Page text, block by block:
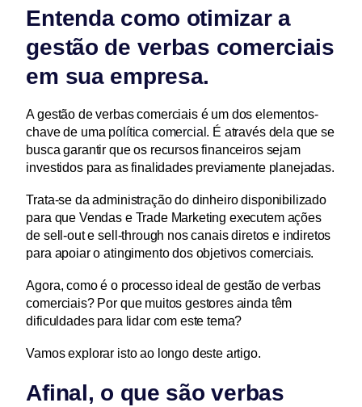
Entenda como otimizar a
gestão de verbas comerciais
em sua empresa.
A gestão de verbas comerciais é um dos elementos-
chave de uma política comercial . É através dela que se
busca garantir que os recursos financeiros sejam
investidos para as finalidades previamente planejadas.
Trata-se da administração do dinheiro disponibilizado
para que Vendas e Trade Marketing executem ações
de sell-out e sell-through nos canais diretos e indiretos
para apoiar o atingimento dos objetivos comerciais.
Agora, como é o processo ideal de gestão de verbas
comerciais? Por que muitos gestores ainda têm
dificuldades para lidar com este tema?
Vamos explorar isto ao longo deste artigo.
Afinal, o que são verbas